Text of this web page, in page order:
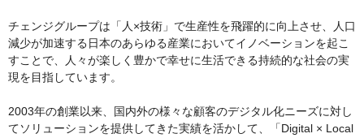
チェンジグループは「人×技術」で生産性を飛躍的に向上させ、人口
減少が加速する日本のあらゆる産業においてイノベーションを起こ
すことで、人々が楽しく豊かで幸せに生活できる持続的な社会の実
現を目指しています。
2003年の創業以来、国内外の様々な顧客のデジタル化ニーズに対し
てソリューションを提供してきた実績を活かして、「Digital × Local